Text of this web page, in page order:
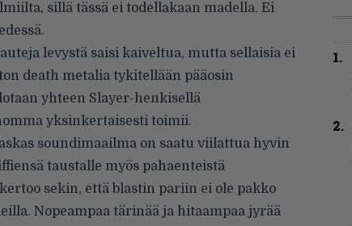
sillä tässä ei todellakaan madella. Ei
levystä saisi kaiveltua, mutta sellaisia ei
death metalia tykitellään pääosin
yhteen Slayer-henkisellä
yksinkertaisesti toimii.
soundimaailma on saatu viilattua hyvin
taustalle myös pahaenteistä
sekin, että blastin pariin ei ole pakko
Nopeampaa tärinää ja hitaampaa jyrää